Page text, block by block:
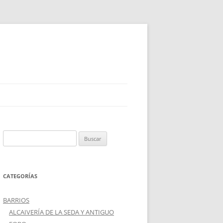
CATEGORÍAS
BARRIOS
ALCAIVERÍA DE LA SEDA Y ANTIGUO